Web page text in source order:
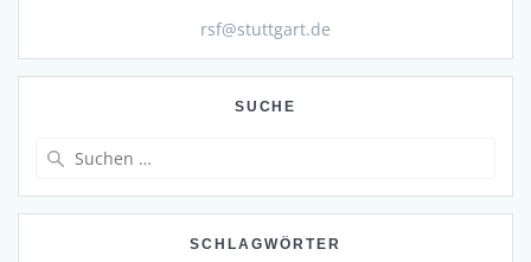
rsf@stuttgart.de
SUCHE
SCHLAGWÖRTER